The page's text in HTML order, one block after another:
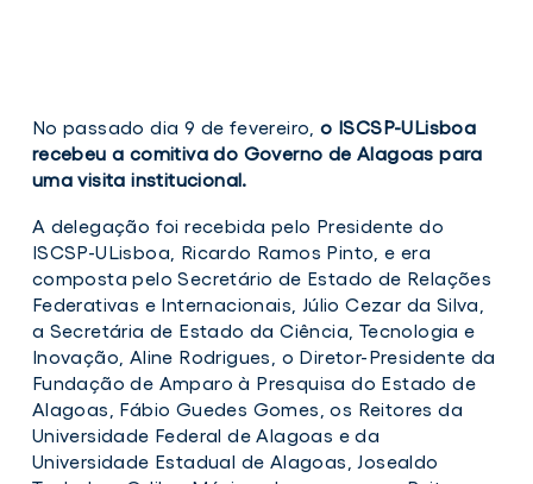
No passado dia 9 de fevereiro,o ISCSP-ULisboa
recebeu a comitiva do Governo de Alagoas para
uma visita institucional.
A delegação foi recebida pelo Presidente do
ISCSP-ULisboa, Ricardo Ramos Pinto, e era
composta pelo Secretário de Estado de Relações
Federativas e Internacionais, Júlio Cezar da Silva,
a Secretária de Estado da Ciência, Tecnologia e
Inovação, Aline Rodrigues, o Diretor-Presidente da
Fundação de Amparo à Presquisa do Estado de
Alagoas, Fábio Guedes Gomes, os Reitores da
Universidade Federal de Alagoas e da
Universidade Estadual de Alagoas, Josealdo